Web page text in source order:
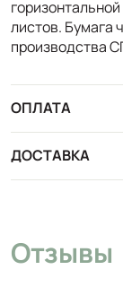
листов. Бумага
производства
ОПЛАТА
ДОСТАВКА
Отзывы